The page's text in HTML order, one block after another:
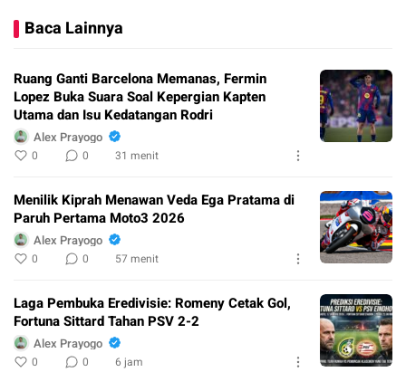
Baca Lainnya
Ruang Ganti Barcelona Memanas, Fermin
Lopez Buka Suara Soal Kepergian Kapten
Utama dan Isu Kedatangan Rodri
Alex Prayogo
0 0 31 menit
Menilik Kiprah Menawan Veda Ega Pratama di
Paruh Pertama Moto3 2026
Alex Prayogo
0 0 57 menit
Laga Pembuka Eredivisie: Romeny Cetak Gol,
Fortuna Sittard Tahan PSV 2-2
Alex Prayogo
0 0 6 jam